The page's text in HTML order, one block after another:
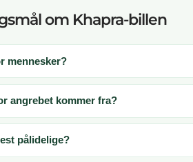
om Khapra-billen
mennesker?
angrebet kommer fra?
pålidelige?